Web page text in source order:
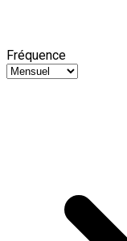
Fréquence